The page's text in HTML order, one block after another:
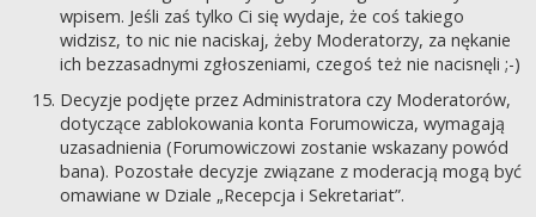
wpisem. Jeśli zaś tylko Ci się wydaje, że coś takiego
widzisz, to nic nie naciskaj, żeby Moderatorzy, za nękanie
ich bezzasadnymi zgłoszeniami, czegoś też nie nacisnęli ;-)
Decyzje podjęte przez Administratora czy Moderatorów,
dotyczące zablokowania konta Forumowicza, wymagają
uzasadnienia (Forumowiczowi zostanie wskazany powód
bana). Pozostałe decyzje związane z moderacją mogą być
omawiane w Dziale „Recepcja i Sekretariat”.